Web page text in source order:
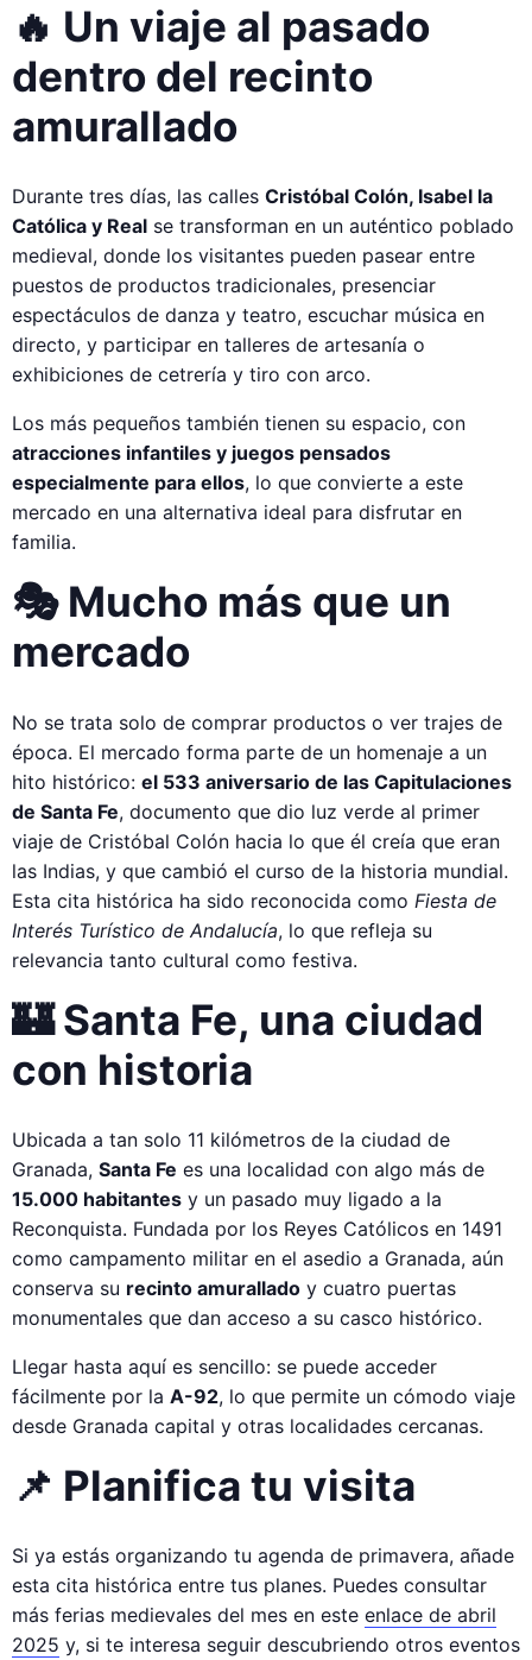
🔥 Un viaje al pasado
dentro del recinto
amurallado
Durante tres días, las calles Cristóbal Colón, Isabel la
Católica y Real se transforman en un auténtico poblado
medieval, donde los visitantes pueden pasear entre
puestos de productos tradicionales, presenciar
espectáculos de danza y teatro, escuchar música en
directo, y participar en talleres de artesanía o
exhibiciones de cetrería y tiro con arco.
Los más pequeños también tienen su espacio, con
atracciones infantiles y juegos pensados
especialmente para ellos, lo que convierte a este
mercado en una alternativa ideal para disfrutar en
familia.
🎭 Mucho más que un
mercado
No se trata solo de comprar productos o ver trajes de
época. El mercado forma parte de un homenaje a un
hito histórico: el 533 aniversario de las Capitulaciones
de Santa Fe, documento que dio luz verde al primer
viaje de Cristóbal Colón hacia lo que él creía que eran
las Indias, y que cambió el curso de la historia mundial.
Esta cita histórica ha sido reconocida como Fiesta de
Interés Turístico de Andalucía, lo que refleja su
relevancia tanto cultural como festiva.
🏰 Santa Fe, una ciudad
con historia
Ubicada a tan solo 11 kilómetros de la ciudad de
Granada, Santa Fe es una localidad con algo más de
15.000 habitantes y un pasado muy ligado a la
Reconquista. Fundada por los Reyes Católicos en 1491
como campamento militar en el asedio a Granada, aún
conserva su recinto amurallado y cuatro puertas
monumentales que dan acceso a su casco histórico.
Llegar hasta aquí es sencillo: se puede acceder
fácilmente por la A-92, lo que permite un cómodo viaje
desde Granada capital y otras localidades cercanas.
📌 Planifica tu visita
Si ya estás organizando tu agenda de primavera, añade
esta cita histórica entre tus planes. Puedes consultar
más ferias medievales del mes en este enlace de abril
2025 y, si te interesa seguir descubriendo otros eventos